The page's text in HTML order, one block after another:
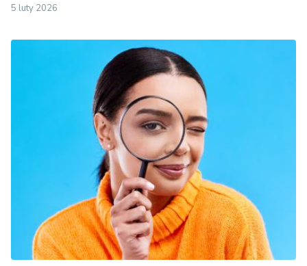
5 luty 2026